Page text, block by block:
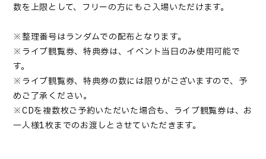
数を上限として、フリーの方にもご入場いただけます。
※整理番号はランダムでの配布となります。
※ライブ観覧券、特典券は、イベント当日のみ使用可能で
す。
※ライブ観覧券、特典券の数には限りがございますので、予
めご了承ください。
※CDを複数枚ご予約いただいた場合も、ライブ観覧券は、お
一人様1枚までのお渡しとさせていただきます。